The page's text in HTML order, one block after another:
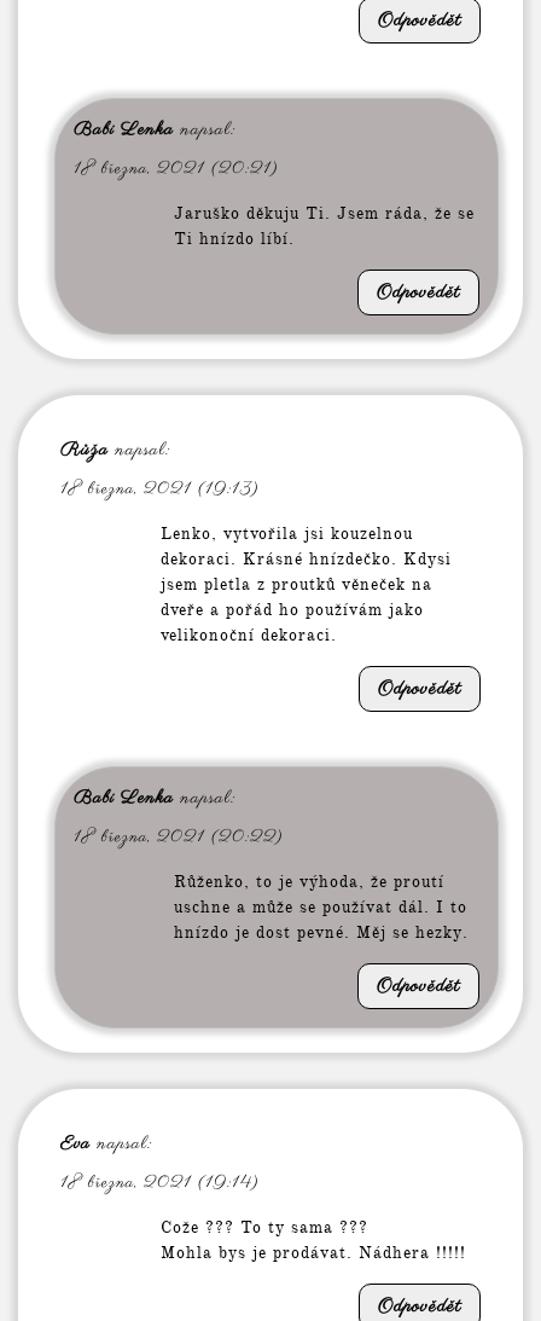
Odpovědět
Babi Lenka napsal:
18 března, 2021 (20:21)
Jaruško děkuju Ti. Jsem ráda, že se
Ti hnízdo líbí.
Odpovědět
Růža napsal:
18 března, 2021 (19:13)
Lenko, vytvořila jsi kouzelnou
dekoraci. Krásné hnízdečko. Kdysi
jsem pletla z proutků věneček na
dveře a pořád ho používám jako
velikonoční dekoraci.
Odpovědět
Babi Lenka napsal:
18 března, 2021 (20:22)
Růženko, to je výhoda, že proutí
uschne a může se používat dál. I to
hnízdo je dost pevné. Měj se hezky.
Odpovědět
Eva napsal:
18 března, 2021 (19:14)
Cože ??? To ty sama ???
Mohla bys je prodávat. Nádhera !!!!!
Odpovědět